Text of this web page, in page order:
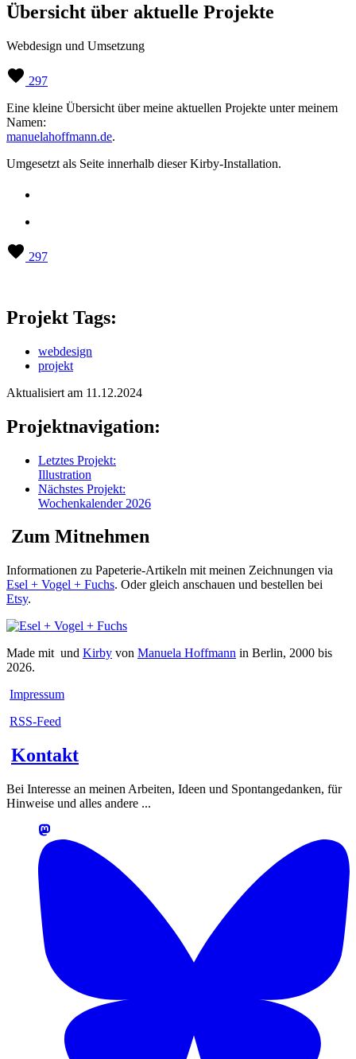
Übersicht über aktuelle Projekte
Webdesign und Umsetzung
297
Eine kleine Übersicht über meine aktuellen Projekte unter meinem
Namen:
manuelahoffmann.de.
Umgesetzt als Seite innerhalb dieser Kirby-Installation.
297
Projekt Tags:
webdesign
projekt
Aktualisiert am 11.12.2024
Projektnavigation:
Letztes Projekt:
Illustration
Nächstes Projekt:
Wochenkalender 2026
Zum Mitnehmen
Informationen zu Papeterie-Artikeln mit meinen Zeichnungen via
Esel + Vogel + Fuchs. Oder gleich anschauen und bestellen bei
Etsy.
Made mit und Kirby von Manuela Hoffmann in Berlin, 2000 bis
2026.
Impressum
RSS-Feed
Kontakt
Bei Interesse an meinen Arbeiten, Ideen und Spontangedanken, für
Hinweise und alles andere ...